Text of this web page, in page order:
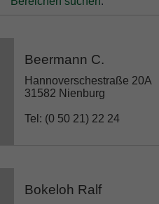
Beermann C.
Hannoverschestraße 20A
31582 Nienburg
Tel: (0 50 21) 22 24
Bokeloh Ralf